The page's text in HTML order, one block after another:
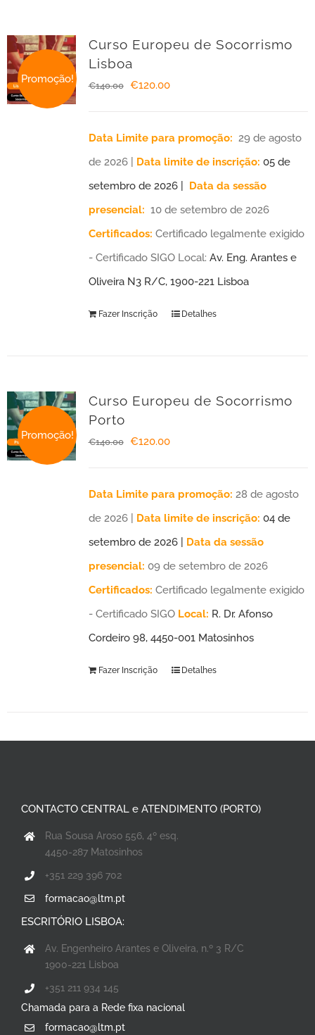
Promoção!
Curso Europeu de Socorrismo
Lisboa
€140.00
O
original
era:
€140.00.
€120.00O
é:
€120.00.
Data Limite para promoção: 29 de agosto
de 2026 | Data limite de inscrição: 05 de
setembro de 2026 |
Data da sessão
presencial: 10 de setembro de 2026
Certificados: Certificado legalmente exigido
- Certificado SIGO Local: Av. Eng. Arantes e
Oliveira N3 R/C, 1900-221 Lisboa
Fazer Inscrição Detalhes
Promoção!
Curso Europeu de Socorrismo
Porto
€140.00
O
original
era:
€140.00.
€120.00O
é:
€120.00.
Data Limite para promoção: 28 de agosto
de 2026 | Data limite de inscrição: 04 de
setembro de 2026 | Data da sessão
presencial: 09 de setembro de 2026
Certificados: Certificado legalmente exigido
- Certificado SIGO Local: R. Dr. Afonso
Cordeiro 98, 4450-001 Matosinhos
Fazer Inscrição Detalhes
CONTACTO CENTRAL e ATENDIMENTO (PORTO)
Rua Sousa Aroso 556, 4º esq.
4450-287 Matosinhos
+351 229 396 702
formacao@ltm.pt
ESCRITÓRIO LISBOA:
Av. Engenheiro Arantes e Oliveira, n.º 3 R/C
1900-221 Lisboa
+351 211 934 145
Chamada para a Rede fixa nacional
formacao@ltm.pt